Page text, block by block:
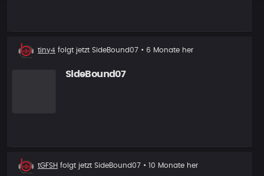
Neuer
Follower
tiny4 folgt jetzt SideBound07 • 6 Monate her
SideBound07
Neuer
tGFSH folgt jetzt SideBound07 • 10 Monate her